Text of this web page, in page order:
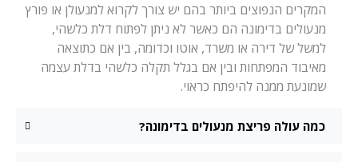
המקרים הנפוצים ביותר בהם יש צורך לקרוא למנעולן או פורץ
מנעולים בדימונה הם כאשר לא ניתן לפתוח דלת כלשהי,
למשל של דירה או משרד, אוטו וכדומה, בין אם כתוצאה
מאיבוד המפתחות ובין אם בגלל תקלה כלשהי בדלת עצמה
שמונעת ממנה להיפתח כראוי.
כמה עולה פריצת מנעולים בדימונה?